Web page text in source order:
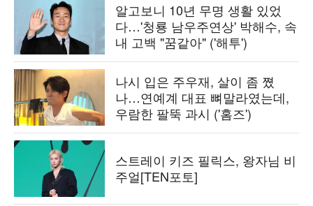
알고보니 10년 무명 생활 있었
다…'청룡 남우주연상' 박해수, 속
내 고백 "꿈같아" ('해투')
나시 입은 주우재, 살이 좀 쪘
나…연예계 대표 뼈말라였는데,
우람한 팔뚝 과시 ('홈즈')
스트레이 키즈 필릭스, 왕자님 비
주얼[TEN포토]